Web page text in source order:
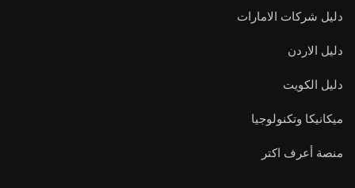
دليل شركات الامارات
دليل الاردن
دليل الكويت
ميكانيكا وتكنولوجيا
منصة أعرف اكتر